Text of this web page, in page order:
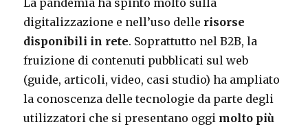
digitalizzazione e nell’uso delle risorse
disponibili in rete. Soprattutto nel B2B, la
fruizione di contenuti pubblicati sul web
(guide, articoli, video, casi studio) ha ampliato
la conoscenza delle tecnologie da parte degli
utilizzatori che si presentano oggi molto più